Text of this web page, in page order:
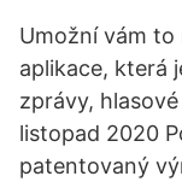
Umožní vám to
aplikace, která
zprávy,
listopad 2020
patentovaný